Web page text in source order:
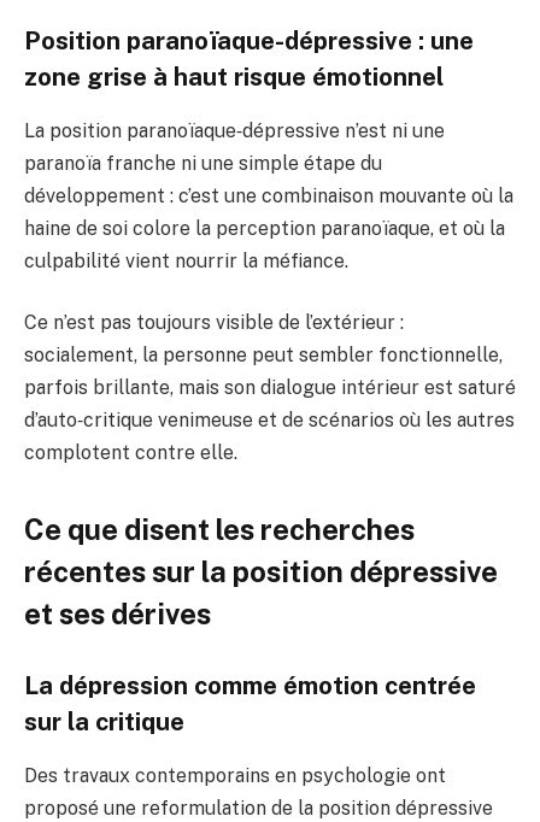
Position paranoïaque-dépressive : une
zone grise à haut risque émotionnel
La position paranoïaque‑dépressive n’est ni une
paranoïa franche ni une simple étape du
développement : c’est une combinaison mouvante où la
haine de soi colore la perception paranoïaque, et où la
culpabilité vient nourrir la méfiance.
Ce n’est pas toujours visible de l’extérieur :
socialement, la personne peut sembler fonctionnelle,
parfois brillante, mais son dialogue intérieur est saturé
d’auto‑critique venimeuse et de scénarios où les autres
complotent contre elle.
Ce que disent les recherches
récentes sur la position dépressive
et ses dérives
La dépression comme émotion centrée
sur la critique
Des travaux contemporains en psychologie ont
proposé une reformulation de la position dépressive